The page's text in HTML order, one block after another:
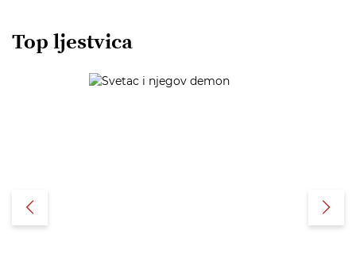
Top ljestvica